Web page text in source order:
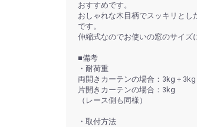
おすすめです。
おしゃれな木目柄でスッキリと
です。
伸縮式なのでお使いの窓のサイズ
■備考
・耐荷重
両開きカーテンの場合：3kg＋3kg
片開きカーテンの場合：3kg
（レース側も同様）
・取付方法